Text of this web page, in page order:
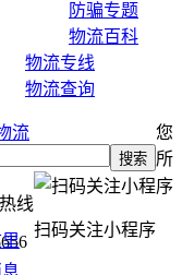
防骗专题
物流百科
物流专线
物流查询
流
线
扫码关注小程序
您
所